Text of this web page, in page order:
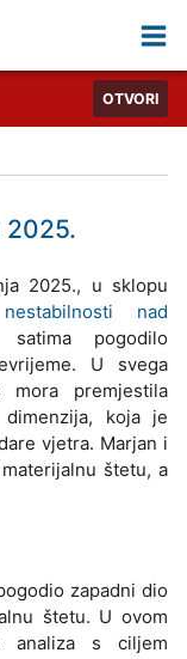
OTVORI
2025.
2025., u sklopu
nad
pogodilo
U svega
premjestila
koja je
vjetra. Marjan i
štetu, a
zapadni dio
štetu. U ovom
analiza s ciljem